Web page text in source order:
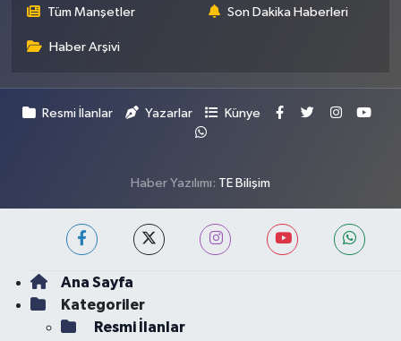
Tüm Manşetler Son Dakika Haberleri
Haber Arşivi
Resmi İlanlar Yazarlar Künye
Haber Yazılımı: TE Bilişim
Ana Sayfa
Kategoriler
Resmi İlanlar